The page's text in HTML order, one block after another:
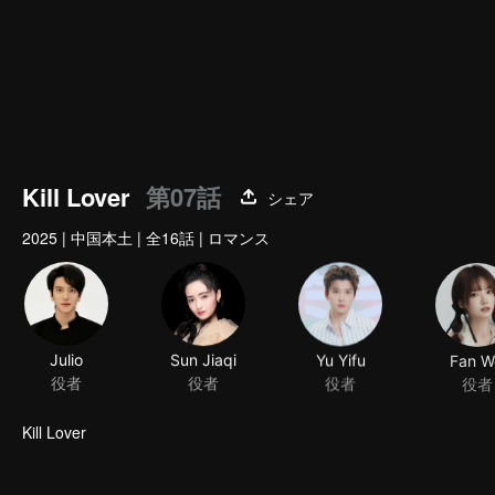
Kill Lover 第07話
シェア
2025 | 中国本土 | 全16話 | ロマンス
Julio
役者
Sun Jiaqi
役者
Yu Yifu
役者
Fan
役者
Kill Lover